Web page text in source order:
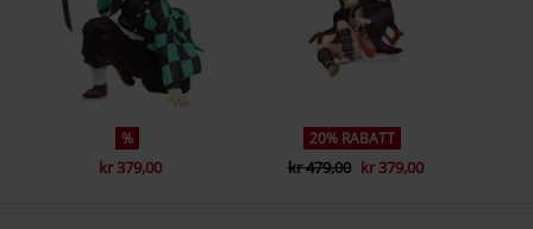
%
kr 379,00
20% RABATT
kr 479,00 kr 379,00